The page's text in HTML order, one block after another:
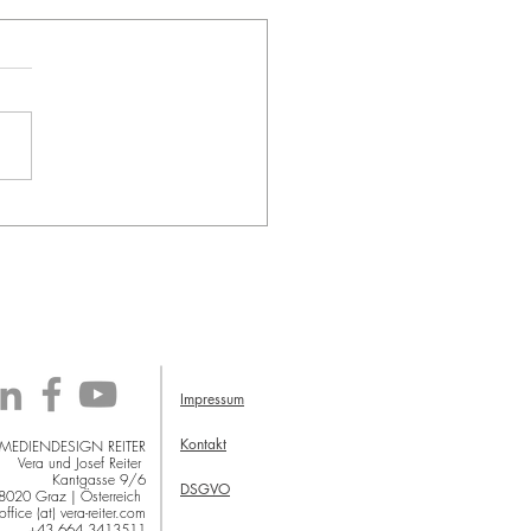
REITER
Vera und Josef Reiter
Kantgasse 9/6
8020 Graz | Österreich
office (at) vera-reiter.com
Impressum
Kontakt
DSGVO